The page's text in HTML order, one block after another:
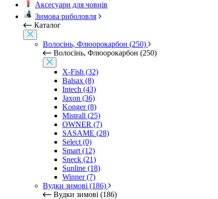
Аксесуари для човнів
Зимова риболовля
Каталог
Волосінь, Флюорокарбон (250)
Волосінь, Флюорокарбон (250)
X-Fish (32)
Balsax (8)
Intech (43)
Jaxon (36)
Konger (8)
Mistrall (25)
OWNER (7)
SASAME (28)
Select (0)
Smart (12)
Sneck (21)
Sunline (18)
Winner (7)
Вудки зимові (186)
Вудки зимові (186)